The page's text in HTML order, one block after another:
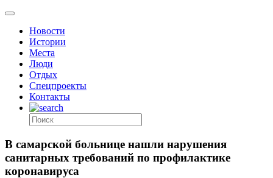
Новости
Истории
Места
Люди
Отдых
Спецпроекты
Контакты
В самарской больнице нашли нарушения
санитарных требований по профилактике
коронавируса